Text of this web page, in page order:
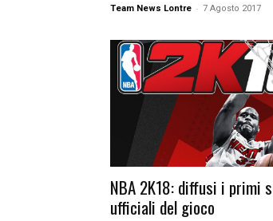
Team News Lontre - 7 Agosto 2017
NBA 2K18: diffusi i primi
ufficiali del gioco